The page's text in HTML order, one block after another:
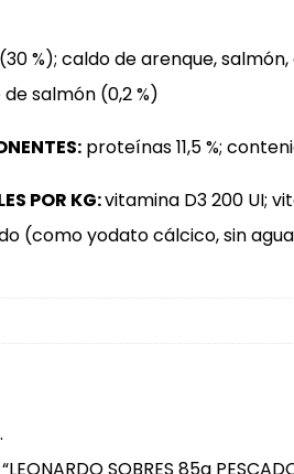
%); caldo de arenque,
salmón (0,2 %)
proteínas 11,5 %;
POR KG:vitamina D3 200 UI;
(como yodato cálcico, sin